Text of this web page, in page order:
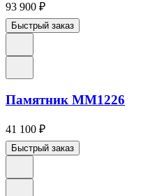
93 900 ₽
Быстрый заказ
Памятник ММ1226
41 100 ₽
Быстрый заказ